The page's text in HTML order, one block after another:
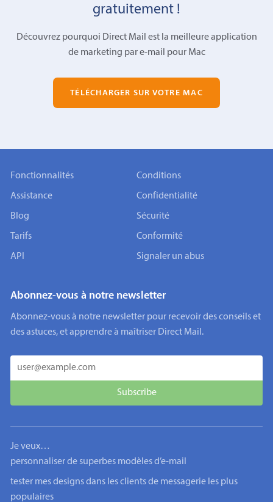
gratuitement !
Découvrez pourquoi Direct Mail est la meilleure application
de marketing par e-mail pour Mac
TÉLÉCHARGER SUR VOTRE MAC
Fonctionnalités
Assistance
Blog
Tarifs
API
Conditions
Confidentialité
Sécurité
Conformité
Signaler un abus
Abonnez-vous à notre newsletter
Abonnez-vous à notre newsletter pour recevoir des conseils et
des astuces, et apprendre à maîtriser Direct Mail.
Je veux…
personnaliser de superbes modèles d’e-mail
tester mes designs dans les clients de messagerie les plus
populaires